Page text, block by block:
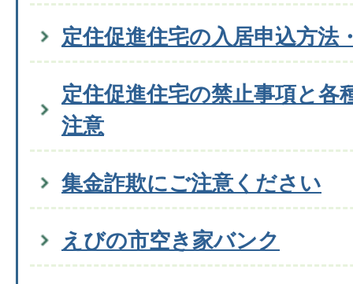
定住促進住宅の入居申込方法
定住促進住宅の禁止事項と各
注意
集金詐欺にご注意ください
えびの市空き家バンク